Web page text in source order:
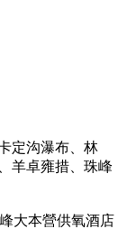
定沟瀑布、林
羊卓雍措、珠峰
大本營供氧酒店